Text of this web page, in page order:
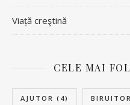
Viață creştină
CELE MAI
AJUTOR (4) BIRUITOR